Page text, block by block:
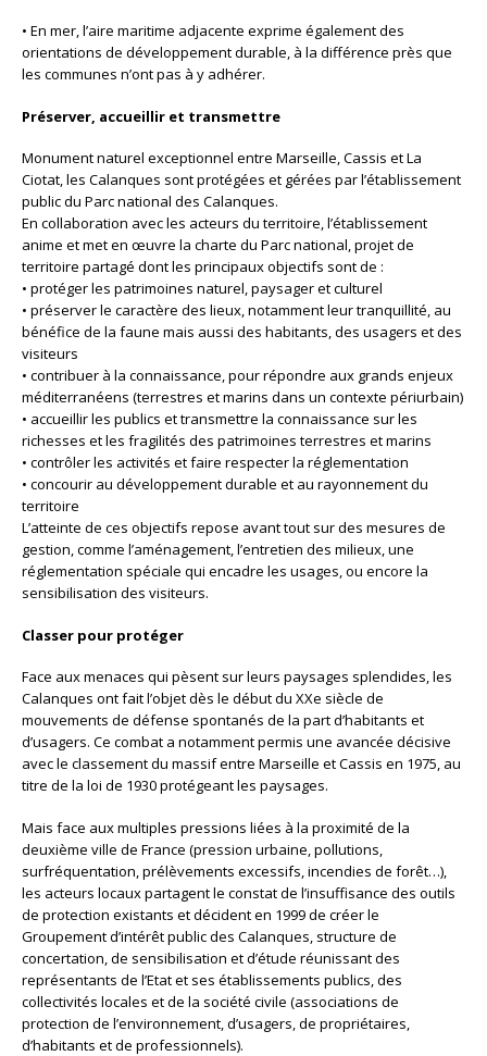
• En mer, l’aire maritime adjacente exprime également des
orientations de développement durable, à la différence près que
les communes n’ont pas à y adhérer.
Préserver, accueillir et transmettre
Monument naturel exceptionnel entre Marseille, Cassis et La
Ciotat, les Calanques sont protégées et gérées par l’établissement
public du Parc national des Calanques.
En collaboration avec les acteurs du territoire, l’établissement
anime et met en œuvre la charte du Parc national, projet de
territoire partagé dont les principaux objectifs sont de :
• protéger les patrimoines naturel, paysager et culturel
• préserver le caractère des lieux, notamment leur tranquillité, au
bénéfice de la faune mais aussi des habitants, des usagers et des
visiteurs
• contribuer à la connaissance, pour répondre aux grands enjeux
méditerranéens (terrestres et marins dans un contexte périurbain)
• accueillir les publics et transmettre la connaissance sur les
richesses et les fragilités des patrimoines terrestres et marins
• contrôler les activités et faire respecter la réglementation
• concourir au développement durable et au rayonnement du
territoire
L’atteinte de ces objectifs repose avant tout sur des mesures de
gestion, comme l’aménagement, l’entretien des milieux, une
réglementation spéciale qui encadre les usages, ou encore la
sensibilisation des visiteurs.
Classer pour protéger
Face aux menaces qui pèsent sur leurs paysages splendides, les
Calanques ont fait l’objet dès le début du XXe siècle de
mouvements de défense spontanés de la part d’habitants et
d’usagers. Ce combat a notamment permis une avancée décisive
avec le classement du massif entre Marseille et Cassis en 1975, au
titre de la loi de 1930 protégeant les paysages.
Mais face aux multiples pressions liées à la proximité de la
deuxième ville de France (pression urbaine, pollutions,
surfréquentation, prélèvements excessifs, incendies de forêt…),
les acteurs locaux partagent le constat de l’insuffisance des outils
de protection existants et décident en 1999 de créer le
Groupement d’intérêt public des Calanques, structure de
concertation, de sensibilisation et d’étude réunissant des
représentants de l’Etat et ses établissements publics, des
collectivités locales et de la société civile (associations de
protection de l’environnement, d’usagers, de propriétaires,
d’habitants et de professionnels).